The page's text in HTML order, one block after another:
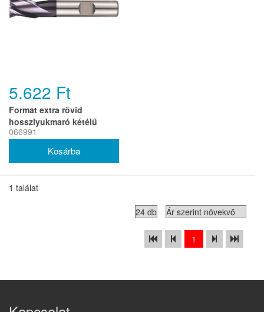
5.622 Ft
Format extra rövid
hosszlyukmaró kétélű
DIN327D HSSE Co8 14mm
066991
1 találat
1